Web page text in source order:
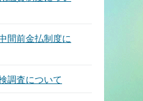
間前金払制度に
調査について